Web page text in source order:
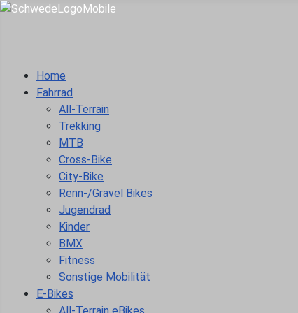
Home
Fahrrad
All-Terrain
Trekking
MTB
Cross-Bike
City-Bike
Renn-/Gravel Bikes
Jugendrad
Kinder
BMX
Fitness
Sonstige Mobilität
E-Bikes